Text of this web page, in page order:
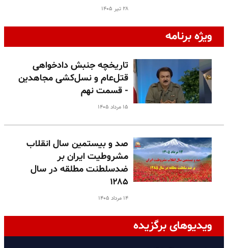
۲۸ تیر ۱۴۰۵
ویژه برنامه
تاریخچه جنبش دادخواهی
قتل‌عام و نسل‌کشی مجاهدین
- قسمت نهم
۱۵ مرداد ۱۴۰۵
صد و بیستمین سال انقلاب
مشروطیت ایران بر
ضدسلطنت مطلقه در سال
۱۲۸۵
۱۴ مرداد ۱۴۰۵
ویدیوهای برگزیده